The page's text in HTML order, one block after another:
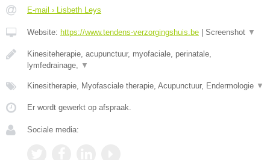
E-mail › Lisbeth Leys
Website: https://www.tendens-verzorgingshuis.be Screenshot ▼
Kinesiteherapie, acupunctuur, myofaciale, perinatale,
lymfedrainage,
▼
Kinesitherapie, Myofasciale therapie, Acupunctuur, Endermologie ▼
Er wordt gewerkt op afspraak.
Sociale media: